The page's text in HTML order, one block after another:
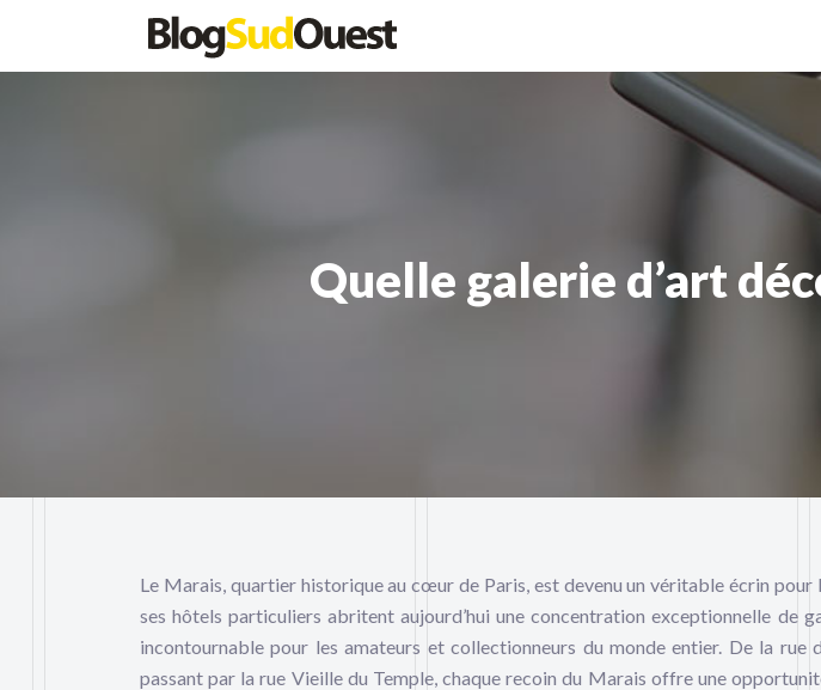
Quelle galerie d’art
Le Marais, quartier historique au cœur de Paris, est devenu un véritable écrin pour
ses hôtels particuliers abritent aujourd’hui une concentration exceptionnelle de
incontournable pour les amateurs et collectionneurs du monde entier. De la rue
passant par la rue Vieille du Temple, chaque recoin du Marais offre une